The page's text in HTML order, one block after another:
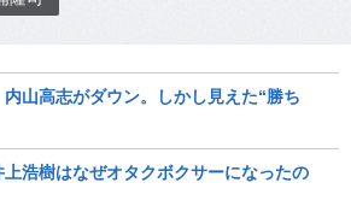
山高志がダウン。しかし見えた“勝ち
浩樹はなぜオタクボクサーになったの